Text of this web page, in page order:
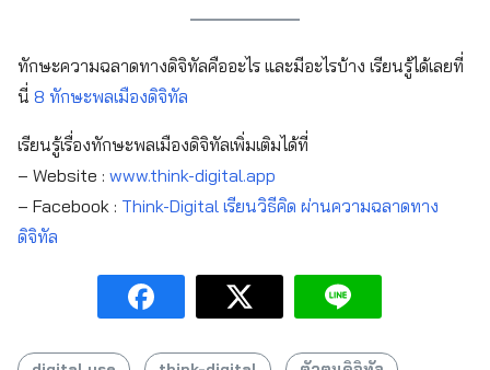
ทักษะความฉลาดทางดิจิทัลคืออะไร และมีอะไรบ้าง เรียนรู้ได้เลยที่
นี่ 8 ทักษะพลเมืองดิจิทัล
เรียนรู้เรื่องทักษะพลเมืองดิจิทัลเพิ่มเติมได้ที่
– Website : www.think-digital.app
– Facebook : Think-Digital เรียนวิธีคิด ผ่านความฉลาดทาง
ดิจิทัล